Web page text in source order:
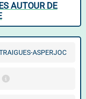
AUTOUR DE
ASPERJOC